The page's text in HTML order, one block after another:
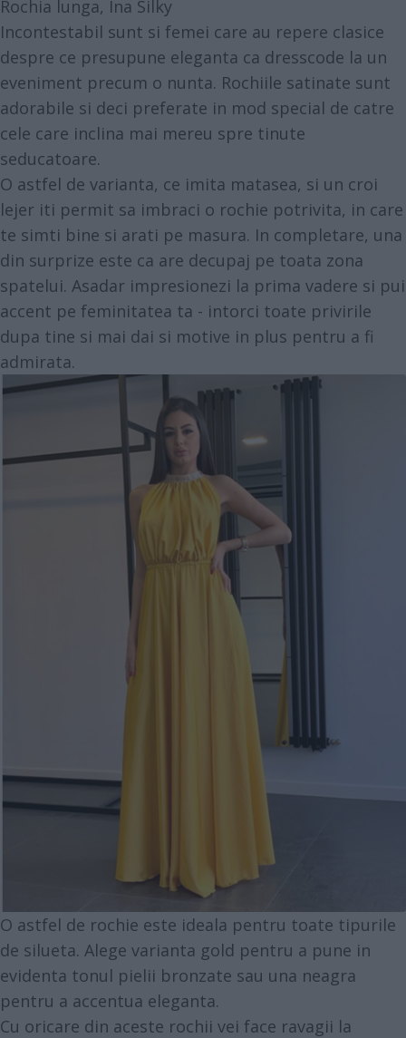
Rochia lunga, Ina Silky
Incontestabil sunt si femei care au repere clasice
despre ce presupune eleganta ca dresscode la un
eveniment precum o nunta. Rochiile satinate sunt
adorabile si deci preferate in mod special de catre
cele care inclina mai mereu spre tinute
seducatoare.
O astfel de varianta, ce imita matasea, si un croi
lejer iti permit sa imbraci o rochie potrivita, in care
te simti bine si arati pe masura. In completare, una
din surprize este ca are decupaj pe toata zona
spatelui. Asadar impresionezi la prima vadere si pui
accent pe feminitatea ta - intorci toate privirile
dupa tine si mai dai si motive in plus pentru a fi
admirata.
O astfel de rochie este ideala pentru toate tipurile
de silueta. Alege varianta gold pentru a pune in
evidenta tonul pielii bronzate sau una neagra
pentru a accentua eleganta.
Cu oricare din aceste rochii vei face ravagii la